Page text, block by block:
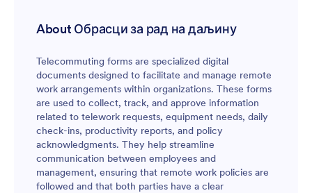
потребе. Такође можеш повезати преко 100
других апликација додати термина у
бесплатан образац за заказивање Zoom
састанака ће ти олакшати креирање
виртуелних састанака да можеш да проведеш
мање времена у организацији и више времена
спремајући се за следећи важан састанак."
About Обрасци за рад на даљину
Telecommuting forms are specialized digital
documents designed to facilitate and manage remote
work arrangements within organizations. These forms
are used to collect, track, and approve information
related to telework requests, equipment needs, daily
check-ins, productivity reports, and policy
acknowledgments. They help streamline
communication between employees and
management, ensuring that remote work policies are
followed and that both parties have a clear